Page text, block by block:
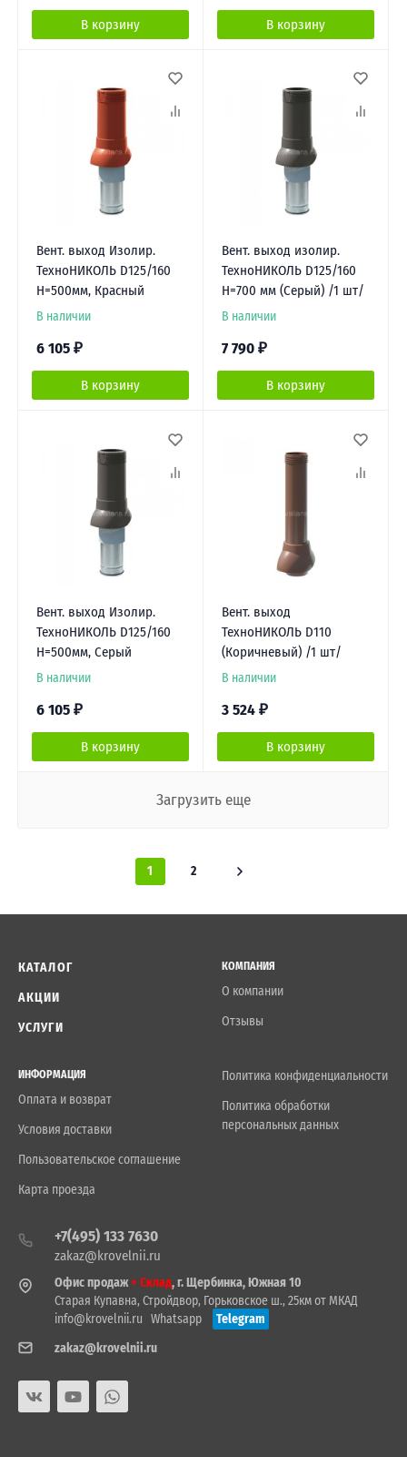
В корзину В корзину
Вент. выход Изолир.
ТехноНИКОЛЬ D125/160
Н=500мм, Красный
В наличии
6 105 ₽
В корзину
Вент. выход изолир.
ТехноНИКОЛЬ D125/160
Н=700 мм (Серый) /1 шт/
В наличии
7 790 ₽
В корзину
Вент. выход Изолир.
ТехноНИКОЛЬ D125/160
Н=500мм, Серый
В наличии
6 105 ₽
В корзину
Вент. выход
ТехноНИКОЛЬ D110
(Коричневый) /1 шт/
В наличии
3 524 ₽
В корзину
Загрузить еще
1 2
КАТАЛОГ
АКЦИИ
УСЛУГИ
КОМПАНИЯ
О компании
Отзывы
ИНФОРМАЦИЯ
Оплата и возврат
Условия доставки
Пользовательское соглашение
Карта проезда
Политика конфиденциальности
Политика обработки
персональных данных
+7(495) 133 7630
zakaz@krovelnii.ru
Офис продаж+ Склад, г. Щербинка, Южная 10
Старая Купавна, Стройдвор, Горьковское ш., 25км от МКАД
info@krovelnii.ru Whatsapp
Telegram
zakaz@krovelnii.ru